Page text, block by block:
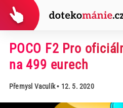
POCO F2 Pro
na 499 eurech
Přemysl Vaculík• 12. 5. 2020